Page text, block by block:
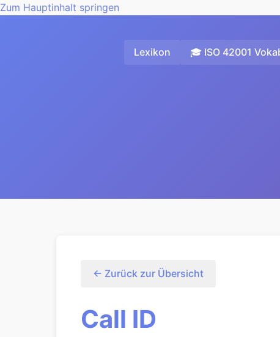
Zum Hauptinhalt springen
Lexikon 🎓 ISO 42001
← Zurück zur Übersicht
Call ID